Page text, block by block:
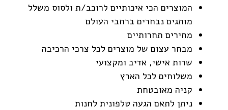
המוצרים הכי איכותיים לרוכב/ת ולסוס משלל
מותגים נבחרים ברחבי העולם
מחירים תחרותיים
מבחר עצום של מוצרים לכל צרכי הרכיבה
שרות אישי, אדיב ומקצועי
משלוחים לכל הארץ
קניה מאובטחת
ניתן לתאם הגעה טלפונית לחנות